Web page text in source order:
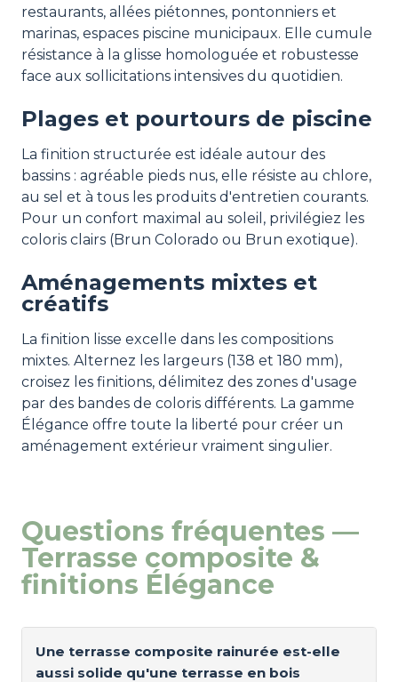
restaurants, allées piétonnes, pontonniers et
marinas, espaces piscine municipaux. Elle cumule
résistance à la glisse homologuée et robustesse
face aux sollicitations intensives du quotidien.
Plages et pourtours de piscine
La finition structurée est idéale autour des
bassins : agréable pieds nus, elle résiste au chlore,
au sel et à tous les produits d'entretien courants.
Pour un confort maximal au soleil, privilégiez les
coloris clairs (Brun Colorado ou Brun exotique).
Aménagements mixtes et
créatifs
La finition lisse excelle dans les compositions
mixtes. Alternez les largeurs (138 et 180 mm),
croisez les finitions, délimitez des zones d'usage
par des bandes de coloris différents. La gamme
Élégance offre toute la liberté pour créer un
aménagement extérieur vraiment singulier.
Questions fréquentes —
Terrasse composite &
finitions Élégance
Une terrasse composite rainurée est-elle
aussi solide qu'une terrasse en bois